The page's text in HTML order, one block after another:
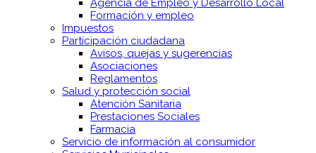
Agencia de Empleo y Desarrollo Local
Formación y empleo
Impuestos
Participación ciudadana
Avisos, quejas y sugerencias
Asociaciones
Reglamentos
Salud y protección social
Atención Sanitaria
Prestaciones Sociales
Farmacia
Servicio de información al consumidor